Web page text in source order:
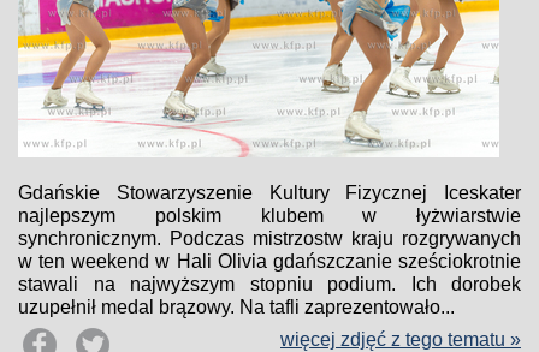
Gdańskie Stowarzyszenie Kultury Fizycznej Iceskater
najlepszym polskim klubem w łyżwiarstwie
synchronicznym. Podczas mistrzostw kraju rozgrywanych
w ten weekend w Hali Olivia gdańszczanie sześciokrotnie
stawali na najwyższym stopniu podium. Ich dorobek
uzupełnił medal brązowy. Na tafli zaprezentowało...
więcej zdjęć z tego tematu »